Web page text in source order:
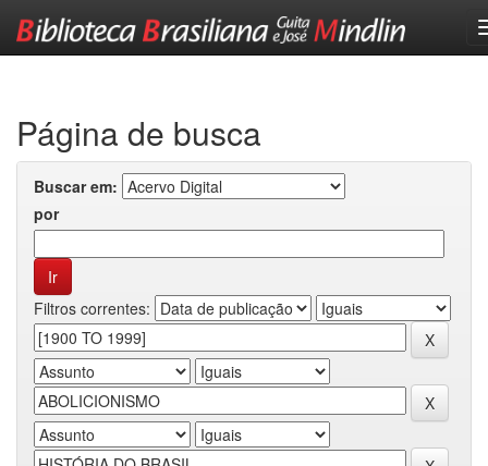
Página de busca
Buscar em:
por
Filtros correntes: